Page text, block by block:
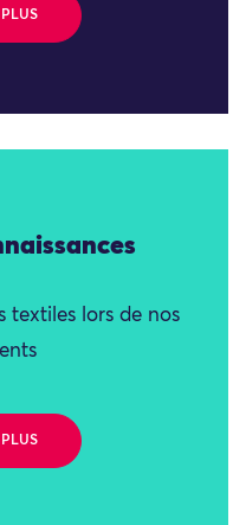
PLUS
textiles lors de nos
PLUS